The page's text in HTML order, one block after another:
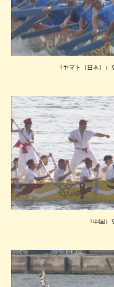
「ヤマト（日本）」
「中国